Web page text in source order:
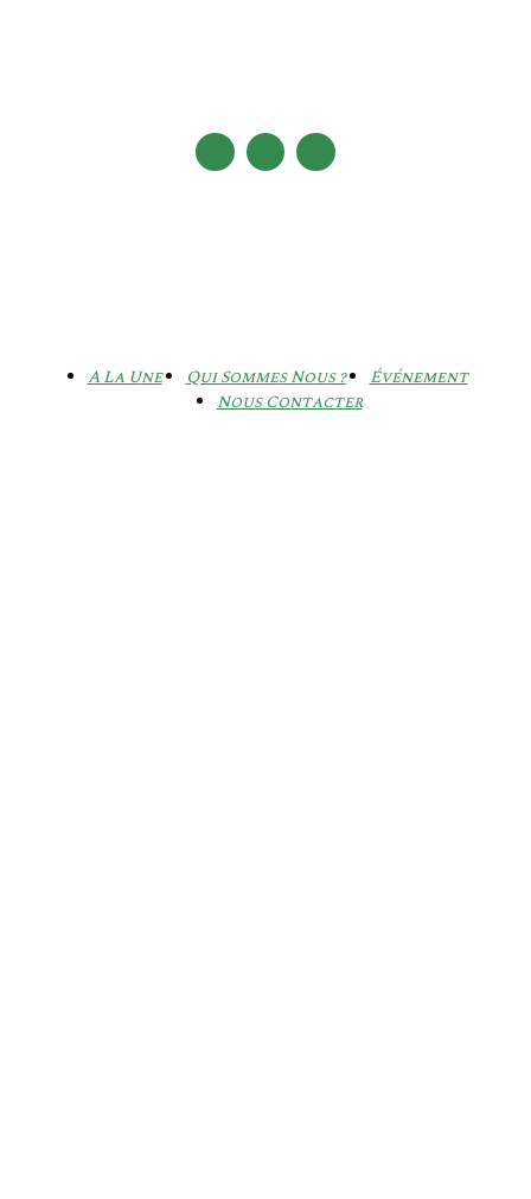
A La Une Qui Sommes Nous ?
Événement
Nous Contacter